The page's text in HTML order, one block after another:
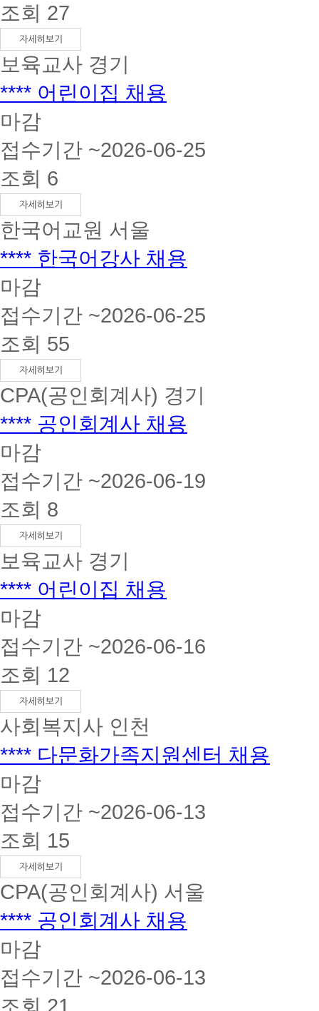
조회 27
보육교사 경기
**** 어린이집 채용
마감
접수기간 ~2026-06-25
조회 6
한국어교원 서울
**** 한국어강사 채용
마감
접수기간 ~2026-06-25
조회 55
CPA(공인회계사) 경기
**** 공인회계사 채용
마감
접수기간 ~2026-06-19
조회 8
보육교사 경기
**** 어린이집 채용
마감
접수기간 ~2026-06-16
조회 12
사회복지사 인천
**** 다문화가족지원센터 채용
마감
접수기간 ~2026-06-13
조회 15
CPA(공인회계사) 서울
**** 공인회계사 채용
마감
접수기간 ~2026-06-13
조회 21